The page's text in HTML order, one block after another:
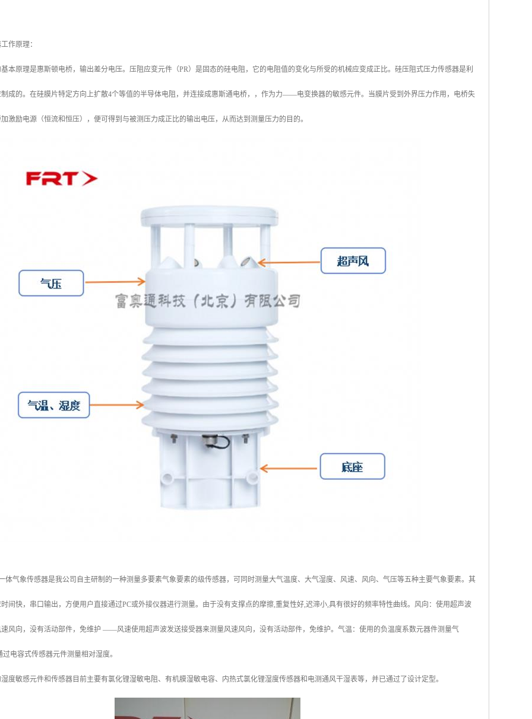
作原理：
本原理是惠斯顿电桥，输出差分电压。压阻应变元件（PR）是固态的硅电阻，它的电阻值的变化与所受的机械应变成正比。硅压阻式压力传感器是利
成的。在硅膜片特定方向上扩散4个等值的半导体电阻，并连接成惠斯通电桥，，作为力——电变换器的敏感元件。当膜片受到外界压力作用，电桥失
激励电源（恒流和恒压），便可得到与被测压力成正比的输出电压，从而达到测量压力的目的。
体气象传感器是我公司自主研制的一种测量多要素气象要素的级传感器，可同时测量大气温度、大气湿度、风速、风向、气压等五种主要气象要素。其
间快，串口输出，方便用户直接通过PC或外接仪器进行测量。由于没有支撑点的摩擦,重复性好,迟滞小,具有很好的频率特性曲线。风向：使用超声波
风向，没有活动部件，免维护 ——风速使用超声波发送接受器来测量风速风向，没有活动部件，免维护。气温：使用的负温度系数元器件测量气
电容式传感器元件测量相对湿度。
度敏感元件和传感器目前主要有氯化锂湿敏电阻、有机膜湿敏电容、内热式氯化锂湿度传感器和电测通风干湿表等，并已通过了设计定型。